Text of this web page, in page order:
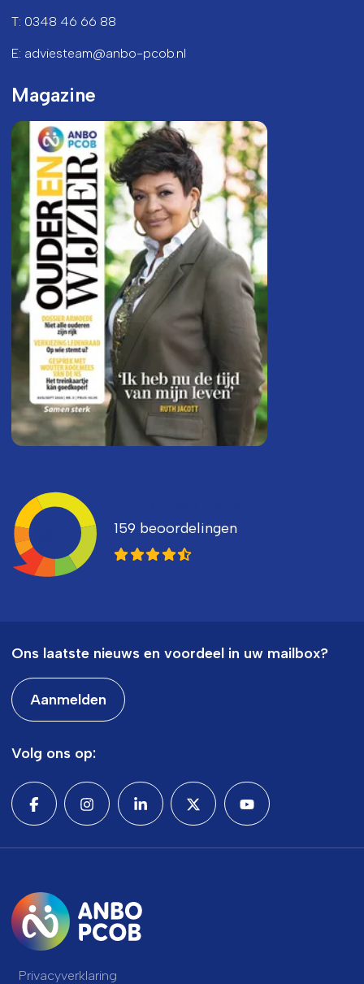
T: 0348 46 66 88
E: adviesteam@anbo-pcob.nl
Magazine
159 beoordelingen
Ons laatste nieuws en voordeel in uw mailbox?
Aanmelden
Volg ons op:
Privacyverklaring